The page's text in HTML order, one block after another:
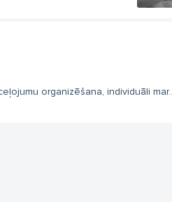
organizēšana, individuāli